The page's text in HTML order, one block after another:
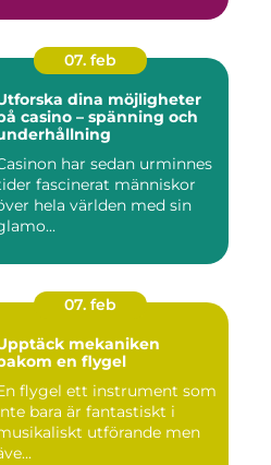
07. feb
dina möjligheter
casino – spänning och
har sedan urminnes
fascinerat människor
hela världen med sin
07. feb
mekaniken
en flygel
flygel ett instrument som
bara är fantastiskt i
utförande men